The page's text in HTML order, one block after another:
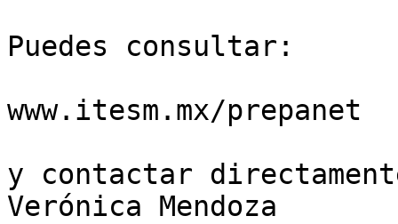
Puedes consultar:
www.itesm.mx/prepanet
y contactar
Verónica Mendoza